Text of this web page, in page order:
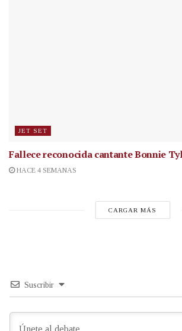
JET SET
Fallece reconocida cantanteBonnie
HACE 4 SEMANAS
CARGAR MÁS
Suscribir